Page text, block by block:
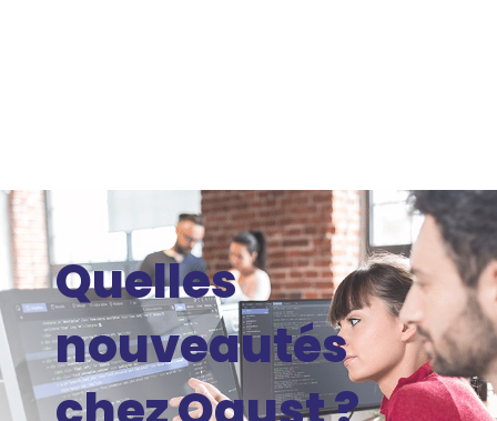
Quelles
nouveautés